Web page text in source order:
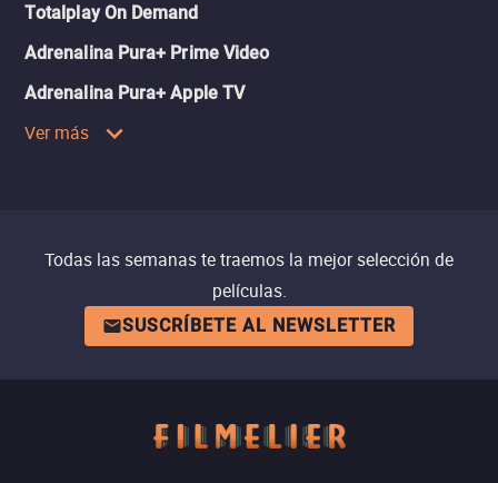
Totalplay On Demand
Adrenalina Pura+ Prime Video
Adrenalina Pura+ Apple TV
Ver más
Todas las semanas te traemos la mejor selección de
películas.
SUSCRÍBETE AL NEWSLETTER